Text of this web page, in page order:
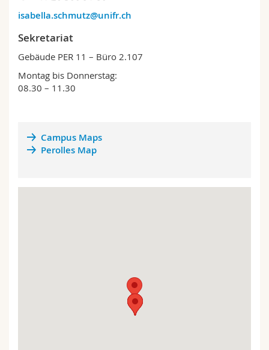
isabella.schmutz@unifr.ch
Sekretariat
Gebäude PER 11 – Büro 2.107
Montag bis Donnerstag:
08.30 – 11.30
Campus Maps
Perolles Map